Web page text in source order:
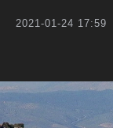
2021-01-24 17:59